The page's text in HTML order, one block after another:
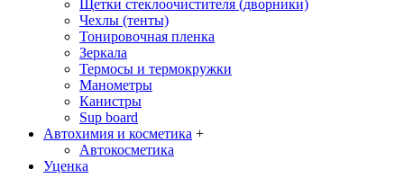
Щетки стеклоочистителя (дворники)
Чехлы (тенты)
Тонировочная пленка
Зеркалa
Термосы и термокружки
Манометры
Канистры
Sup board
Автохимия и косметика +
Автокосметика
Уценка